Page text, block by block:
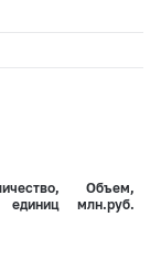
единиц
Объем,
млн.руб.